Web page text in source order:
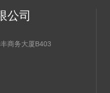
公司
商务大厦B403